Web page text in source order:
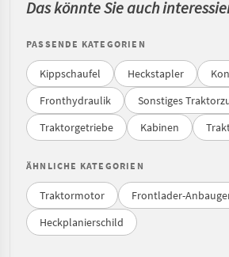
Das könnte Sie auch
PASSENDE KATEGORIEN
Kippschaufel Heckstapler
Fronthydraulik
Sonstiges
Traktorgetriebe
Kabinen
ÄHNLICHE KATEGORIEN
Traktormotor Frontlader-
Heckplanierschild